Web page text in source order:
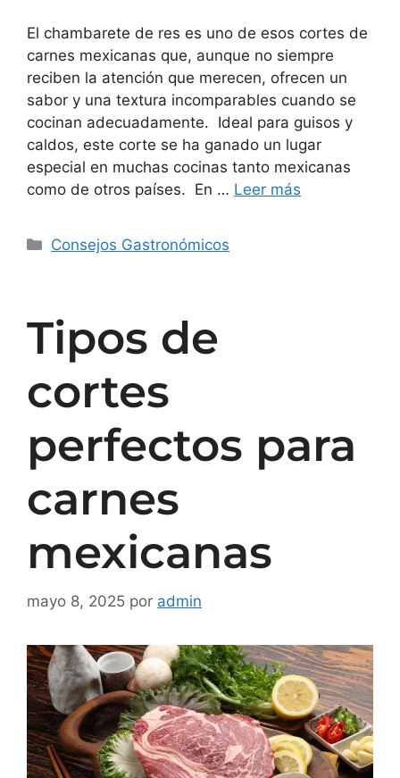
El chambarete de res es uno de esos cortes de
carnes mexicanas que, aunque no siempre
reciben la atención que merecen, ofrecen un
sabor y una textura incomparables cuando se
cocinan adecuadamente. Ideal para guisos y
caldos, este corte se ha ganado un lugar
especial en muchas cocinas tanto mexicanas
como de otros países. En … Leer más
Consejos Gastronómicos
Tipos de
cortes
perfectos para
carnes
mexicanas
mayo 8, 2025 por admin